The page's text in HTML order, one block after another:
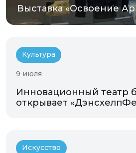
Выставка «Освоение
Культура
9 июля
Инновационный театр
открывает
Искусство